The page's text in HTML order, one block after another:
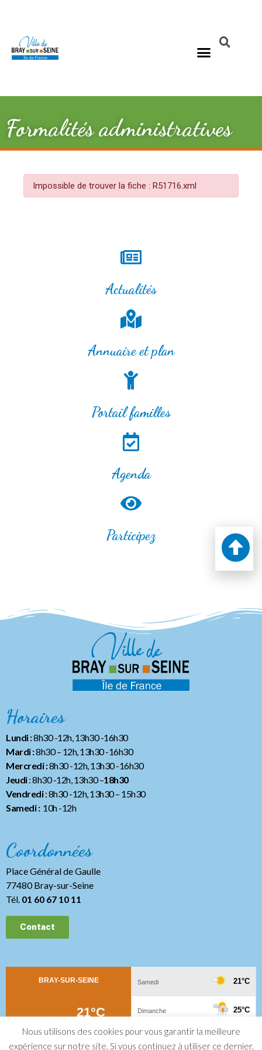
Formalités administratives
Impossible de trouver la fiche : R51716.xml
Actualités
Annuaire et plan
Portail familles
Agenda
Participez
Horaires
Lundi :8h30 -12h, 13h30 -16h30
Mardi :8h30 – 12h, 13h30 -16h30
Mercredi :8h30 -12h, 13h30 -16h30
Jeudi: 8h30 -12h, 13h30 –18h30
Vendredi: 8h30 -12h, 13h30– 15h30
Samedi :10h -12h
Coordonnées
Place Général de Gaulle
77480 Bray-sur-Seine
Tél. 01 60 67 10 11
Contact
Nous utilisons des cookies pour vous garantir la meilleure
expérience sur notre site. Si vous continuez à utiliser ce dernier,